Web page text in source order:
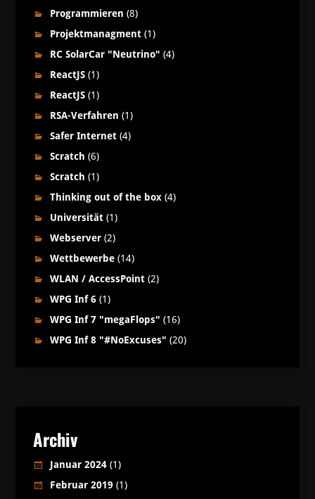
Programmieren (8)
Projektmanagment(1)
RC SolarCar "Neutrino" (4)
ReactJS(1)
ReactJS(1)
RSA-Verfahren (1)
Safer Internet(4)
Scratch (6)
Scratch (1)
Thinking out of the box(4)
Universität(1)
Webserver(2)
Wettbewerbe(14)
WLAN / AccessPoint(2)
WPG Inf 6(1)
WPG Inf 7 "megaFlops" (16)
WPG Inf 8 "#NoExcuses" (20)
Archiv
Januar 2024(1)
Februar 2019(1)